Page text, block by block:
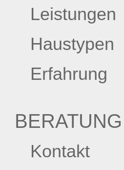
Leistungen
Haustypen
Erfahrung
BERATUNG
Kontakt